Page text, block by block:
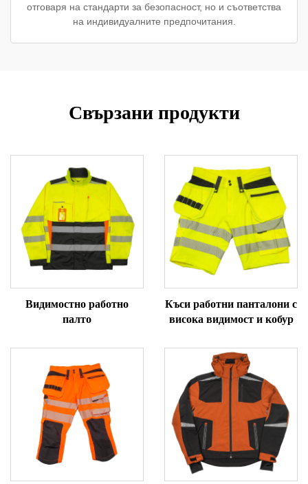
отговаря на стандарти за безопасност, но и съответства
на индивидуалните предпочитания.
Свързани продукти
Видимостно работно
палто
Къси работни панталони с
висока видимост и кобур